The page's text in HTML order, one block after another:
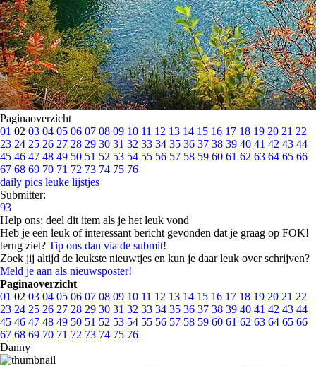
Paginaoverzicht
01 02 03 04 05 06 07 08 09 10 11 12 13 14 15 16 17 18 19 20 21 22
23 24 25 26 27 28 29 30 31 32 33 34 35 36 37 38 39 40 41 42 43 44
45 46 47 48 49 50 51 52 53 54 55 56 57 58 59 60 61 62 63 64 65 66
67 68 69 70 71 72 73 74 75 76
daily pics leuke lijstjes
Submitter:
93
Help ons; deel dit item als je het leuk vond
Heb je een leuk of interessant bericht gevonden dat je graag op FOK!
terug ziet? Tip ons dan via de submit!
Zoek jij altijd de leukste nieuwtjes en kun je daar leuk over schrijven?
Meld je aan als nieuwsposter!
Paginaoverzicht
01 02 03 04 05 06 07 08 09 10 11 12 13 14 15 16 17 18 19 20 21 22
23 24 25 26 27 28 29 30 31 32 33 34 35 36 37 38 39 40 41 42 43 44
45 46 47 48 49 50 51 52 53 54 55 56 57 58 59 60 61 62 63 64 65 66
67 68 69 70 71 72 73 74 75 76
Danny